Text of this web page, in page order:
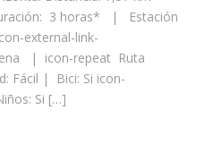
3 horas* | Estación
external-link-
| icon-repeat Ruta
Fácil | Bici: Si icon-
Si […]